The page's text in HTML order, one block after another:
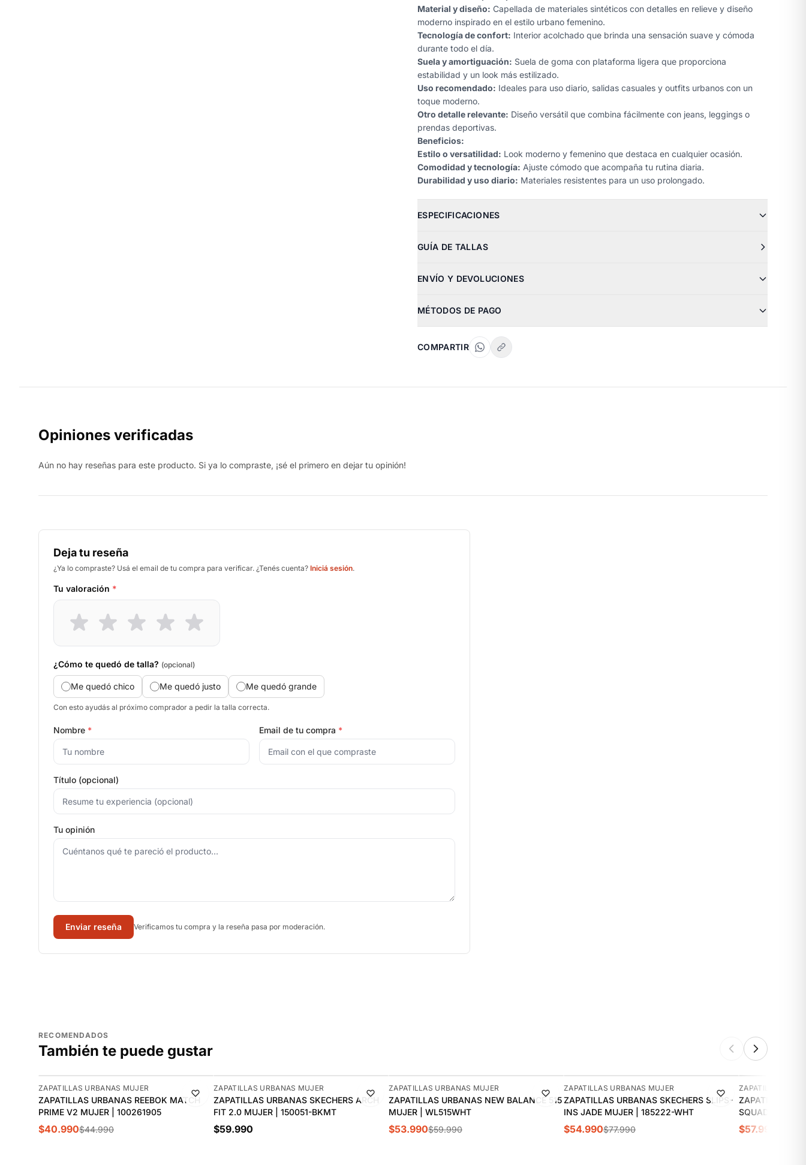
Material y diseño: Capellada de materiales sintéticos con detalles en relieve y diseño
moderno inspirado en el estilo urbano femenino.
Tecnología de confort: Interior acolchado que brinda una sensación suave y cómoda
durante todo el día.
Suela y amortiguación: Suela de goma con plataforma ligera que proporciona
estabilidad y un look más estilizado.
Uso recomendado: Ideales para uso diario, salidas casuales y outfits urbanos con un
toque moderno.
Otro detalle relevante: Diseño versátil que combina fácilmente con jeans, leggings o
prendas deportivas.
Beneficios:
Estilo o versatilidad: Look moderno y femenino que destaca en cualquier ocasión.
Comodidad y tecnología: Ajuste cómodo que acompaña tu rutina diaria.
Durabilidad y uso diario: Materiales resistentes para un uso prolongado.
ESPECIFICACIONES
GUÍA DE TALLAS
ENVÍO Y DEVOLUCIONES
MÉTODOS DE PAGO
COMPARTIR
Opiniones verificadas
Aún no hay reseñas para este producto. Si ya lo compraste, ¡sé el primero en dejar tu opinión!
Deja tu reseña
¿Ya lo compraste? Usá el email de tu compra para verificar. ¿Tenés cuenta? Iniciá sesión.
Tu valoración *
¿Cómo te quedó de talla? (opcional)
Me quedó chico Me quedó justo Me quedó grande
Con esto ayudás al próximo comprador a pedir la talla correcta.
Nombre * Email de tu compra *
Título (opcional)
Tu opinión
Enviar reseña Verificamos tu compra y la reseña pasa por moderación.
RECOMENDADOS
También te puede gustar
-9%
ZAPATILLAS URBANAS MUJER
ZAPATILLAS URBANAS REEBOK MATCH
PRIME V2 MUJER | 100261905
$40.990$44.990
ZAPATILLAS URBANAS MUJER
ZAPATILLAS URBANAS SKECHERS ARCH
FIT 2.0 MUJER | 150051-BKMT
$59.990
-10%
ZAPATILLAS URBANAS MUJER
ZAPATILLAS URBANAS NEW BALANCE 515
MUJER | WL515WHT
$53.990$59.990
-29%
ZAPATILLAS URBANAS MUJER
ZAPATILLAS URBANAS SKECHERS SLIPS-
INS JADE MUJER | 185222-WHT
$54.990$77.990
-11%
ZAPATILLAS
ZAPATILLAS
$57.990